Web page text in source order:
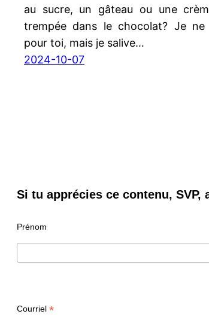
au sucre, un gâteau ou une
trempée dans le chocolat? Je ne
pour toi, mais je salive…
2024-10-07
Si tu apprécies ce contenu,
Prénom
Courriel *